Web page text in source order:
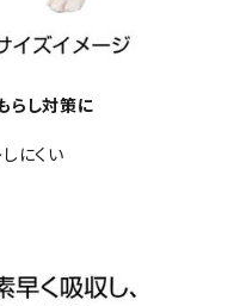
らし対策に
にくい